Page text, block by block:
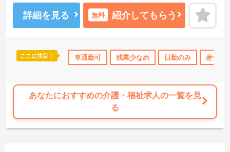
詳細を見る 無料 紹介してもらう
ここに注目！ 車通勤可 残業少なめ 日勤のみ 産休･
あなたにおすすめの介護・福祉求人の一覧を見
る